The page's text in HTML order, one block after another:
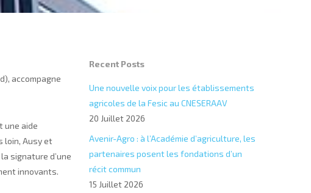
accompagne
une aide
loin, Ausy et
signature d’une
innovants.
Recent Posts
Une nouvelle voix pour les établissements
agricoles de la Fesic au CNESERAAV
20 Juillet 2026
Avenir-Agro : à l’Académie d’agriculture, les
partenaires posent les fondations d’un
récit commun
15 Juillet 2026